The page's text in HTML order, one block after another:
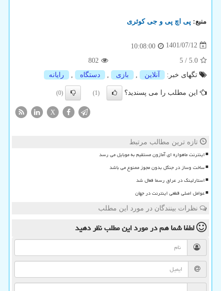
منبع: پی اچ پی و جی كوئری
1401/07/12
10:08:00
5.0
/
5
802
تگهای خبر:
آنلاین بازی دستگاه رایانه
این مطلب را می پسندید؟ (1)
(0)
X
تازه ترین مطالب مرتبط
اینترنت ماهواره ای آمازون مستقیم به موبایل می رسد
ساخت وساز در جنگل بدون مجوز ممنوع می باشد
استارلینک در عراق رسما فعال شد
عوامل اصلی قطعی اینترنت در جهان
نظرات بینندگان در مورد این مطلب
لطفا شما همدر مورد این مطلبنظر دهید